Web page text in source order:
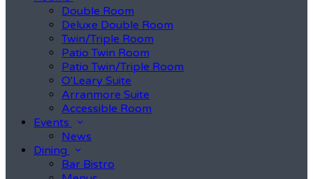
Double Room
Deluxe Double Room
Twin/Triple Room
Patio Twin Room
Patio Twin/Triple Room
O'Leary Suite
Arranmore Suite
Accessible Room
Events
News
Dining
Bar Bistro